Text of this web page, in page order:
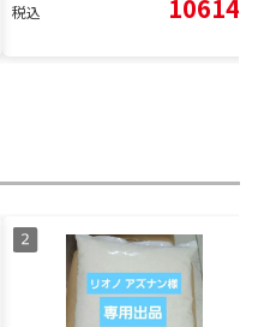
税込 10614